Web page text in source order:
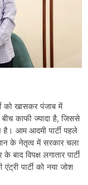
को खासकर पंजाब में
काफी ज्यादा है, जिससे
है। आम आदमी पार्टी पहले
के नेतृत्व में सरकार चला
बाद विपक्ष लगातार पार्टी
पार्टी को नया जोश